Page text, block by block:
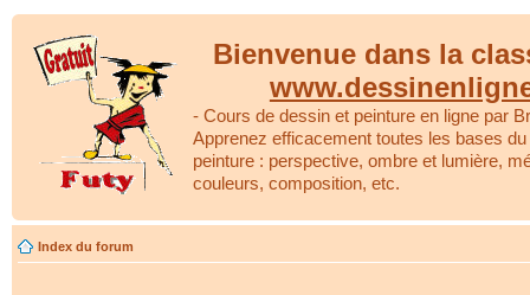
Bienvenue dans la
- Cours de dessin et peinture en ligne par
Apprenez efficacement toutes les bases
peinture : perspective, ombre et lumière,
couleurs, composition, etc.
Index du forum